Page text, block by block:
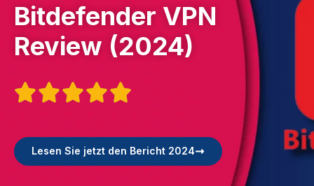
Bitdefender VPN
Review (2024)

Lesen Sie jetzt den Bericht 2024